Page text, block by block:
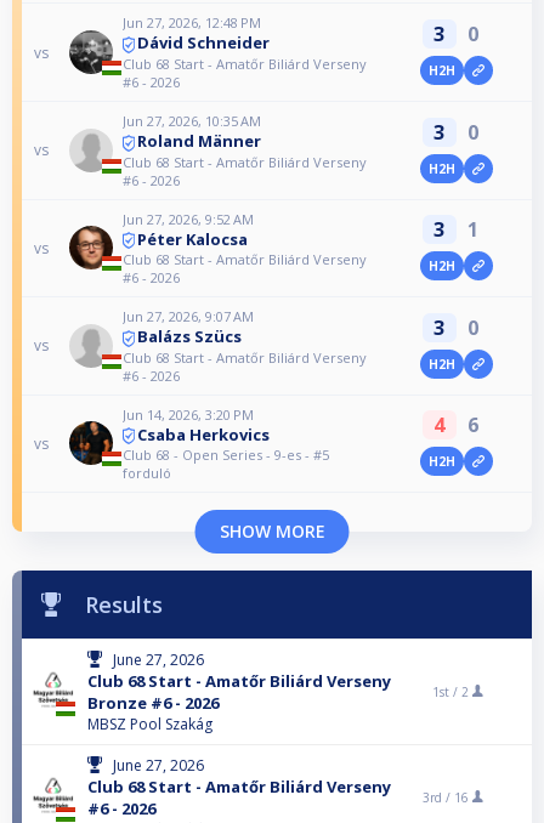
vs
Jun 27, 2026, 12:48 PM
Dávid Schneider
Club 68 Start - Amatőr Biliárd Verseny
#6 - 2026
3 0
H2H
vs
Jun 27, 2026, 10:35 AM
Roland Männer
Club 68 Start - Amatőr Biliárd Verseny
#6 - 2026
3 0
H2H
vs
Jun 27, 2026, 9:52 AM
Péter Kalocsa
Club 68 Start - Amatőr Biliárd Verseny
#6 - 2026
3 1
H2H
vs
Jun 27, 2026, 9:07 AM
Balázs Szücs
Club 68 Start - Amatőr Biliárd Verseny
#6 - 2026
3 0
H2H
vs
Jun 14, 2026, 3:20 PM
Csaba Herkovics
Club 68 - Open Series - 9-es - #5
forduló
4 6
H2H
SHOW MORE
Results
June 27, 2026
Club 68 Start - Amatőr Biliárd Verseny
Bronze #6 - 2026
MBSZ Pool Szakág
1st / 2
June 27, 2026
Club 68 Start - Amatőr Biliárd Verseny
#6 - 2026
3rd / 16